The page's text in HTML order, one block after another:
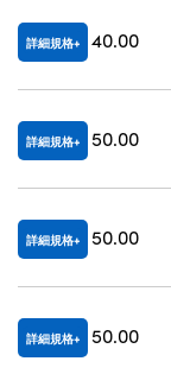
詳細規格 40.00
詳細規格 50.00
詳細規格 50.00
詳細規格 50.00